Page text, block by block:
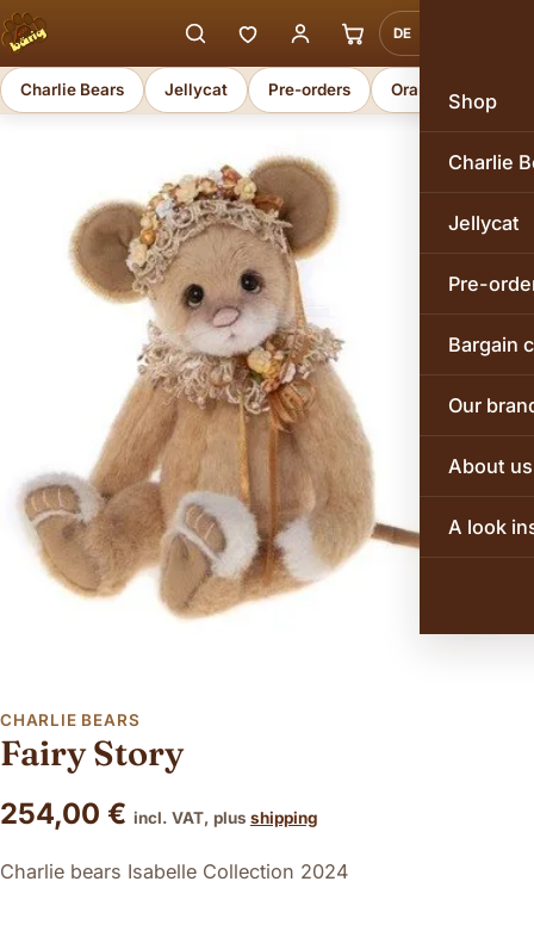
DE
Shop
Charlie
Jellycat
Pre-
Bargain
Our
About us
A look
Charlie Bears Jellycat Pre-orders Orange Toys
CHARLIE BEARS
Fairy Story
254,00 € incl. VAT, plus shipping
Charlie bears Isabelle Collection 2024